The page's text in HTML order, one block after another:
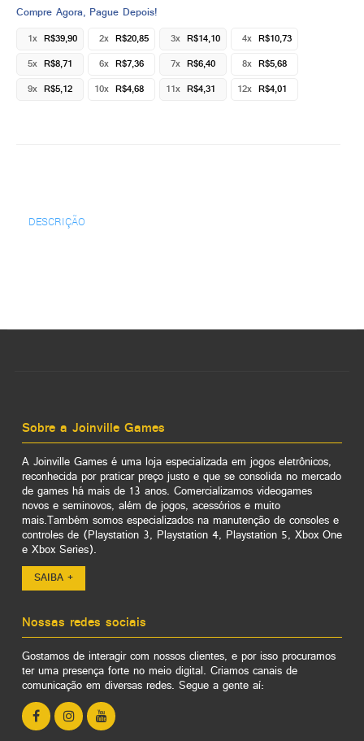
Compre Agora, Pague Depois!
1x R$39,90 2x R$20,85 3x R$14,10 4x R$10,73
5x R$8,71 6x R$7,36 7x R$6,40 8x R$5,68
9x R$5,12 10x R$4,68 11x R$4,31 12x R$4,01
DESCRIÇÃO
Sobre a Joinville Games
A Joinville Games é uma loja especializada em jogos eletrônicos,
reconhecida por praticar preço justo e que se consolida no mercado
de games há mais de 13 anos. Comercializamos videogames
novos e seminovos, além de jogos, acessórios e muito
mais.Também somos especializados na manutenção de consoles e
controles de (Playstation 3, Playstation 4, Playstation 5, Xbox One
e Xbox Series).
SAIBA +
Nossas redes sociais
Gostamos de interagir com nossos clientes, e por isso procuramos
ter uma presença forte no meio digital. Criamos canais de
comunicação em diversas redes. Segue a gente aí: